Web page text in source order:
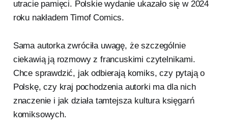
utracie pamięci. Polskie wydanie ukazało się w 2024
roku nakładem Timof Comics.
Sama autorka zwróciła uwagę, że szczególnie
ciekawią ją rozmowy z francuskimi czytelnikami.
Chce sprawdzić, jak odbierają komiks, czy pytają o
Polskę, czy kraj pochodzenia autorki ma dla nich
znaczenie i jak działa tamtejsza kultura księgarń
komiksowych.